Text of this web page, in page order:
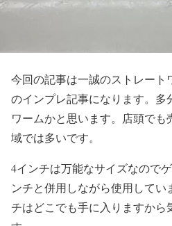
今回の記事は一誠のストレート
のインプレ記事になります。多
ワームかと思います。店頭で
域では多いです。
4インチは万能なサイズなので
ンチと併用しながら使用してい
チはどこでも手に入りますから